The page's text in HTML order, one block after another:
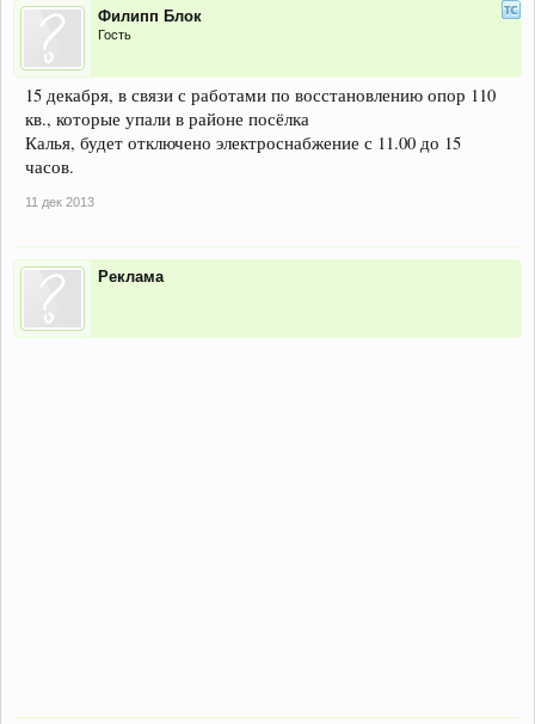
Филипп Блок
Гость
15 декабря, в связи с работами по восстановлению опор 110
кв., которые упали в районе посёлка
Калья, будет отключено электроснабжение с 11.00 до 15
часов.
11 дек 2013
Реклама